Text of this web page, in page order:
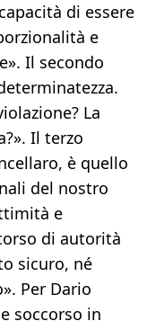
di essere
e
Il secondo
La
Il terzo
è quello
del nostro
e
di autorità
sicuro, né
Per Dario
soccorso in